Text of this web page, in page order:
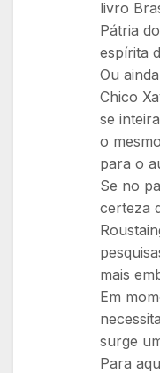
livro
Pátria
espírita
Ou
Chico
se
o
para o
Se no
certeza
mais
Em
surge
Para